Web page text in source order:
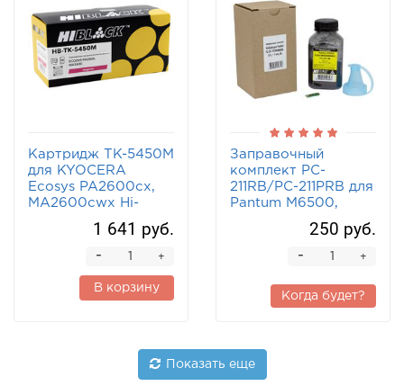
Картридж TK-5450M
для KYOCERA
Ecosys PA2600cx,
MA2600cwx Hi-
1 641 руб.
+
-
В корзину
Заправочный
комплект PC-
211RB/PC-211PRB для
Pantum M6500,
(тонер +чип
+воронка) Hi-Black
250 руб.
+
-
Когда будет?
Показать еще